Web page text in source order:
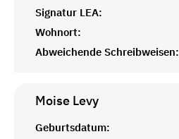
Signatur LEA:
Wohnort:
Abweichende Schreibweisen:
Moise Levy
Geburtsdatum: